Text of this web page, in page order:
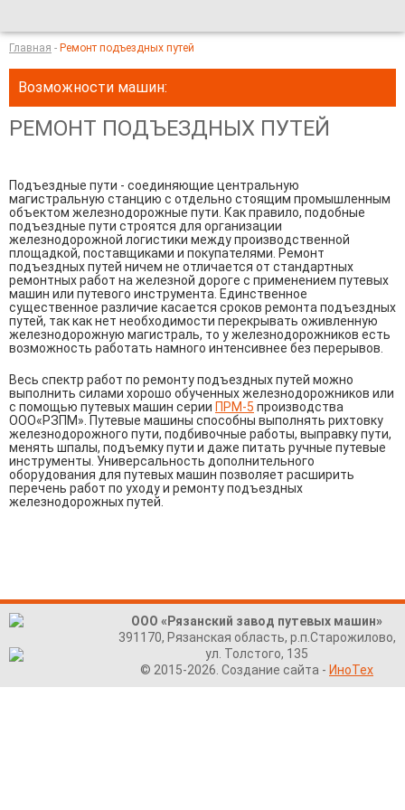
Главная - Ремонт подъездных путей
Возможности машин:
РЕМОНТ ПОДЪЕЗДНЫХ ПУТЕЙ
Подъездные пути - соединяющие центральную
магистральную станцию с отдельно стоящим промышленным
объектом железнодорожные пути. Как правило, подобные
подъездные пути строятся для организации
железнодорожной логистики между производственной
площадкой, поставщиками и покупателями. Ремонт
подъездных путей ничем не отличается от стандартных
ремонтных работ на железной дороге с применением путевых
машин или путевого инструмента. Единственное
существенное различие касается сроков ремонта подъездных
путей, так как нет необходимости перекрывать оживленную
железнодорожную магистраль, то у железнодорожников есть
возможность работать намного интенсивнее без перерывов.
Весь спектр работ по ремонту подъездных путей можно
выполнить силами хорошо обученных железнодорожников или
с помощью путевых машин серии ПРМ-5 производства
ООО«РЗПМ». Путевые машины способны выполнять рихтовку
железнодорожного пути, подбивочные работы, выправку пути,
менять шпалы, подъемку пути и даже питать ручные путевые
инструменты. Универсальность дополнительного
оборудования для путевых машин позволяет расширить
перечень работ по уходу и ремонту подъездных
железнодорожных путей.
ООО «Рязанский завод путевых машин»
391170, Рязанская область, р.п.Старожилово,
ул. Толстого, 135
© 2015-2026. Создание сайта - ИноТех